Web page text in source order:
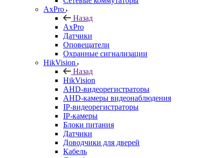
AxPro
Назад
AxPro
Датчики
Оповещатели
Охранные сигнализации
HikVision
Назад
HikVision
AHD-видеорегистраторы
AHD-камеры видеонаблюдения
IP-видеорегистраторы
IP-камеры
Блоки питания
Датчики
Доводчики для дверей
Кабель